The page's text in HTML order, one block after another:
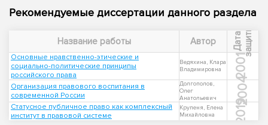
Рекомендуемые диссертации данного раздела
Название работы Автор Д
а
т
а
з
а
щ
и
т ы
Основные нравственно-этические и
социально-политические принципы
российского права
Ведяхина, Клара
Владимировна
2001
Организация правового воспитания в
современной России
Долгополов,
Олег
Анатольевич
2004
Статусное публичное право как комплексный
институт в правовой системе
Крупеня, Елена
Михайловна
2019